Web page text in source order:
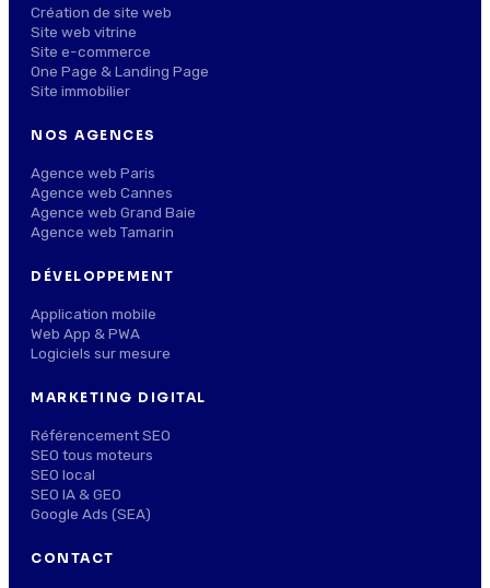
Création de site web
Site web vitrine
Site e-commerce
One Page & Landing Page
Site immobilier
NOS AGENCES
Agence web Paris
Agence web Cannes
Agence web Grand Baie
Agence web Tamarin
DÉVELOPPEMENT
Application mobile
Web App & PWA
Logiciels sur mesure
MARKETING DIGITAL
Référencement SEO
SEO tous moteurs
SEO local
SEO IA & GEO
Google Ads (SEA)
CONTACT